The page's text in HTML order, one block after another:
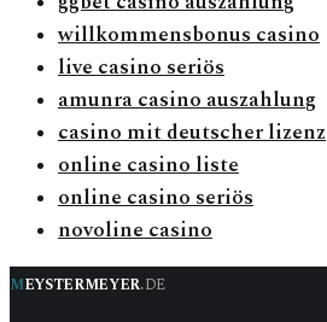
willkommensbonus casino
live casino seriös
amunra casino auszahlung
casino mit deutscher lizenz
online casino liste
online casino seriös
novoline casino
meystermeyer.de